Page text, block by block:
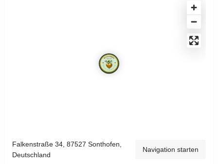
Falkenstraße 34, 87527 Sonthofen,
Deutschland
Navigation starten